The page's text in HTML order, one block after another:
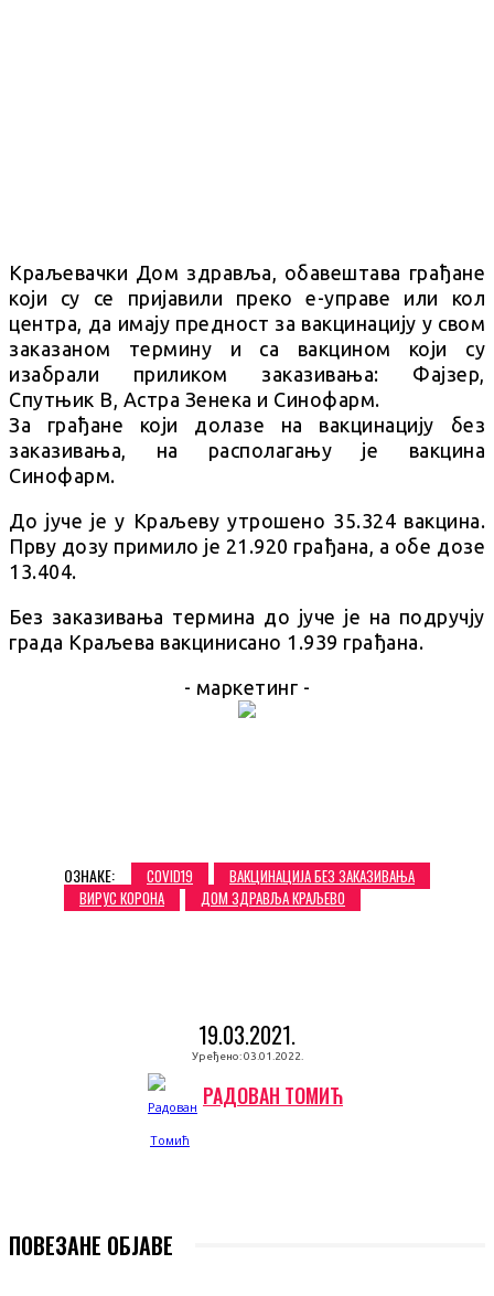
Краљевачки Дом здравља, обавештава грађане
који су се пријавили преко е-управе или кол
центра, да имају предност за вакцинацију у свом
заказаном термину и са вакцином који су
изабрали приликом заказивања: Фајзер,
Спутњик В, Астра Зенека и Синофарм.
За грађане који долазе на вакцинацију без
заказивања, на располагању је вакцина
Синофарм.
До јуче је у Краљеву утрошено 35.324 вакцина.
Прву дозу примило је 21.920 грађана, а обе дозе
13.404.
Без заказивања термина до јуче је на подручју
града Краљева вакцинисано 1.939 грађана.
- маркетинг -
ОЗНАКЕ: COVID19
ВАКЦИНАЦИЈА БЕЗ ЗАКАЗИВАЊА
ВИРУС КОРОНА
ДОМ ЗДРАВЉА КРАЉЕВО
19.03.2021.
Уређено: 03.01.2022.
РАДОВАН ТОМИЋ
ПОВЕЗАНЕ ОБЈАВЕ